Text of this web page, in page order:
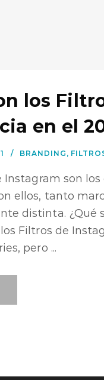
los
en el
BRANDING ,
Instagram son
ellos, tanto
distinta. ¿Qué
Filtros de
pero ...